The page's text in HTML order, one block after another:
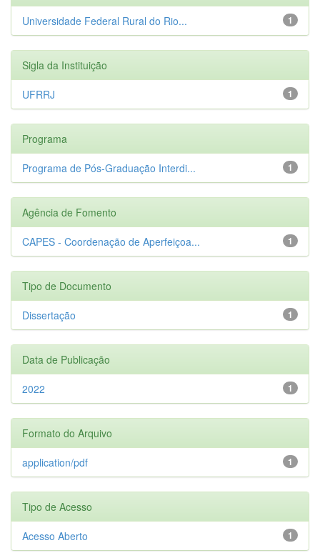
1
Universidade Federal Rural do Rio...
Sigla da Instituição
1
UFRRJ
Programa
1
Programa de Pós-Graduação Interdi...
Agência de Fomento
1
CAPES - Coordenação de Aperfeiçoa...
Tipo de Documento
1
Dissertação
Data de Publicação
1
2022
Formato do Arquivo
1
application/pdf
Tipo de Acesso
1
Acesso Aberto